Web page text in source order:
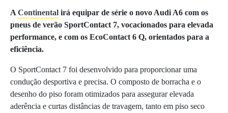
A Continental irá equipar de série o novo Audi A6 com os
pneus de verão SportContact 7, vocacionados para elevada
performance, e com os EcoContact 6 Q, orientados para a
eficiência.
O SportContact 7 foi desenvolvido para proporcionar uma
condução desportiva e precisa. O composto de borracha e o
desenho do piso foram otimizados para assegurar elevada
aderência e curtas distâncias de travagem, tanto em piso seco